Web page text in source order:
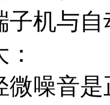
机与自
噪音是